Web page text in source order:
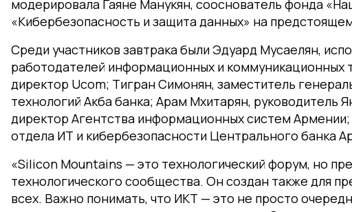
модерировала Гаяне Манукян, сооснователь фонда
«Кибербезопасность и защита данных» на
Среди участников завтрака были Эдуард Мусаелян,
работодателей информационных и коммуникационных
директор Ucom; Тигран Симонян, заместитель
технологий Акба банка; Арам Мхитарян, руководитель
директор Агентства информационных систем
отдела ИТ и кибербезопасности Центрального банка
«Silicon Mountains — это технологический форум, но
технологического сообщества. Он создан также для
всех. Важно понимать, что ИКТ — это не просто